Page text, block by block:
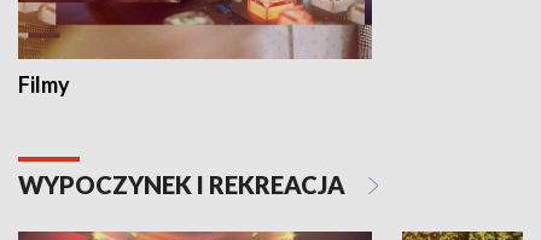
Filmy
WYPOCZYNEK I REKREACJA